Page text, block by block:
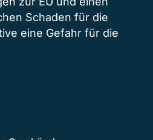
Schaden für die
eine Gefahr für die